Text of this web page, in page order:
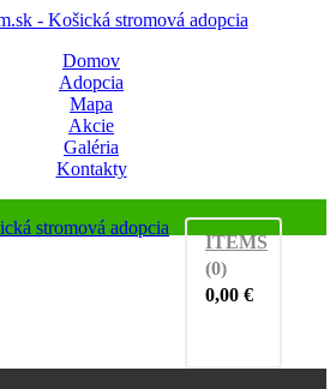
Domov
Adopcia
Mapa
Akcie
Galéria
Kontakty
ITEMS
(0)
0,00 €